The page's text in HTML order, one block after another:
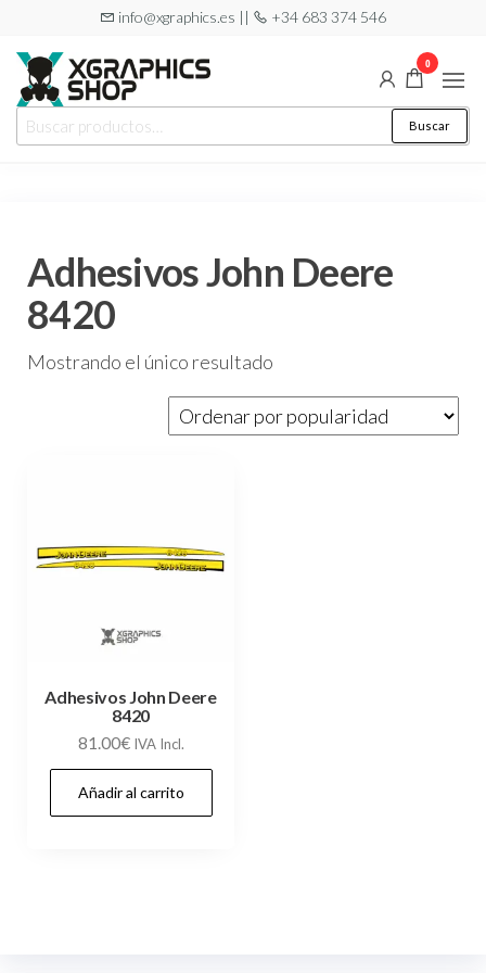
contenido
info@xgraphics.es || +34 683 374 546
XGRAPHICS
SHOP
Tu tienda
de
pegatinas
por:
Buscar
0
Adhesivos John Deere
8420
Mostrando el único resultado
Adhesivos John Deere
8420
81.00€ IVA Incl.
Añadir al carrito